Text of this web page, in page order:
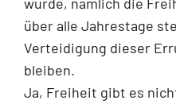
über alle Jahrestage
Verteidigung dieser
bleiben.
Ja, Freiheit gibt es